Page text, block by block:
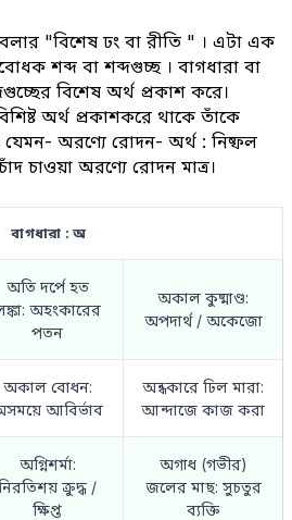
"বিশেষ ঢং বা রীতি " । এটা এক
শব্দ বা শব্দগুচ্ছ । বাগধারা বা
বিশেষ অর্থ প্রকাশ করে।
অর্থ প্রকাশকরে থাকে তাঁকে
। যেমন- অরণ্যে রোদন- অর্থ : নিষ্ফল
চাওয়া অরণ্যে রোদন মাত্র।
বাগধারা : অ
অতি দর্পে হত
অহংকারের
পতন
অকাল কুষ্মাণ্ড:
অপদার্থ / অকেজো
অকাল বোধন:
আবির্ভাব
অন্ধকারে ঢিল মারা:
আন্দাজে কাজ করা
অগ্নিশর্মা:
ক্রুদ্ধ /
ক্ষিপ্ত
অগাধ (গভীর)
জলের মাছ: সুচতুর
ব্যক্তি